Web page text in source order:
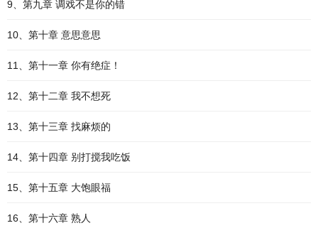
9、第九章 调戏不是你的错
10、第十章 意思意思
11、第十一章 你有绝症！
12、第十二章 我不想死
13、第十三章 找麻烦的
14、第十四章 别打搅我吃饭
15、第十五章 大饱眼福
16、第十六章 熟人